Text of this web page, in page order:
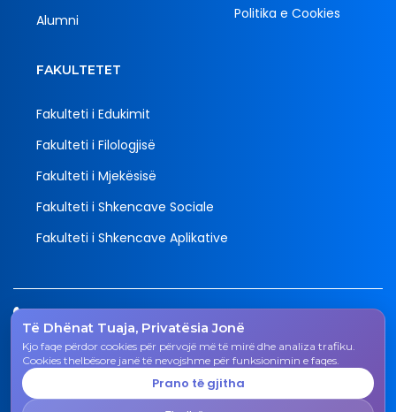
Të Dhënat Tuaja, Privatësia Jonë
Kjo faqe përdor cookies për përvojë më të mirë dhe analiza trafiku.
Cookies thelbësore janë të nevojshme për funksionimin e faqes.
Prano të gjitha
Alumni
Politika e Cookies
FAKULTETET
Fakulteti i Edukimit
Fakulteti i Filologjisë
Fakulteti i Mjekësisë
Fakulteti i Shkencave Sociale
Fakulteti i Shkencave Aplikative
038 200 20 831
Email
rektorati@uni-gjk.org